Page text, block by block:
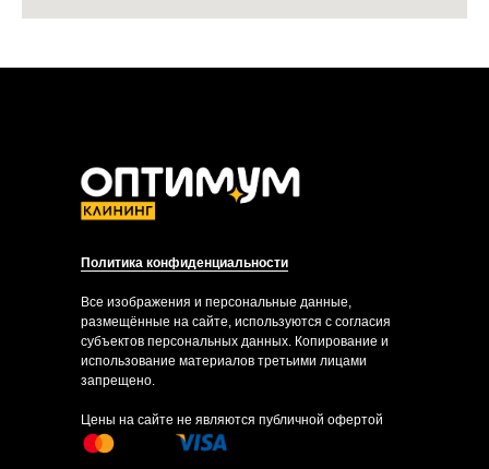
Политика конфиденциальности
Все изображения и персональные данные,
размещённые на сайте, используются с согласия
субъектов персональных данных. Копирование и
использование материалов третьими лицами
запрещено.
Цены на сайте не являются публичной офертой